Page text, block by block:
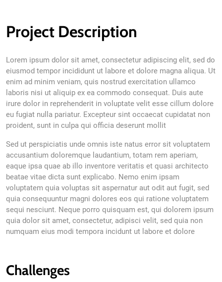
Project Description
Lorem ipsum dolor sit amet, consectetur adipiscing elit, sed do
eiusmod tempor incididunt ut labore et dolore magna aliqua. Ut
enim ad minim veniam, quis nostrud exercitation ullamco
laboris nisi ut aliquip ex ea commodo consequat. Duis aute
irure dolor in reprehenderit in voluptate velit esse cillum dolore
eu fugiat nulla pariatur. Excepteur sint occaecat cupidatat non
proident, sunt in culpa qui officia deserunt mollit
Sed ut perspiciatis unde omnis iste natus error sit voluptatem
accusantium doloremque laudantium, totam rem aperiam,
eaque ipsa quae ab illo inventore veritatis et quasi architecto
beatae vitae dicta sunt explicabo. Nemo enim ipsam
voluptatem quia voluptas sit aspernatur aut odit aut fugit, sed
quia consequuntur magni dolores eos qui ratione voluptatem
sequi nesciunt. Neque porro quisquam est, qui dolorem ipsum
quia dolor sit amet, consectetur, adipisci velit, sed quia non
numquam eius modi tempora incidunt ut labore et dolore
Challenges